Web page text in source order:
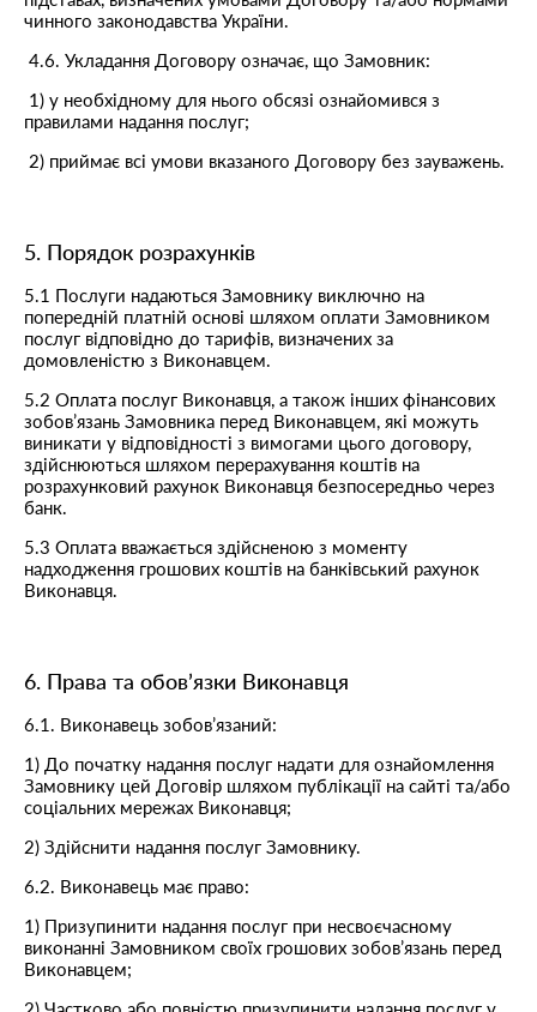
чинного законодавства України.
4.6. Укладання Договору означає, що Замовник:
1) у необхідному для нього обсязі ознайомився з
правилами надання послуг;
2) приймає всі умови вказаного Договору без зауважень.
5. Порядок розрахунків
5.1 Послуги надаються Замовнику виключно на
попередній платній основі шляхом оплати Замовником
послуг відповідно до тарифів, визначених за
домовленістю з Виконавцем.
5.2 Оплата послуг Виконавця, а також інших фінансових
зобов’язань Замовника перед Виконавцем, які можуть
виникати у відповідності з вимогами цього договору,
здійснюються шляхом перерахування коштів на
розрахунковий рахунок Виконавця безпосередньо через
банк.
5.3 Оплата вважається здійсненою з моменту
надходження грошових коштів на банківський рахунок
Виконавця.
6. Права та обов’язки Виконавця
6.1. Виконавець зобов’язаний:
1) До початку надання послуг надати для ознайомлення
Замовнику цей Договір шляхом публікації на cайті та/або
соціальних мережах Виконавця;
2) Здійснити надання послуг Замовнику.
6.2. Виконавець має право:
1) Призупинити надання послуг при несвоєчасному
виконанні Замовником своїх грошових зобов’язань перед
Виконавцем;